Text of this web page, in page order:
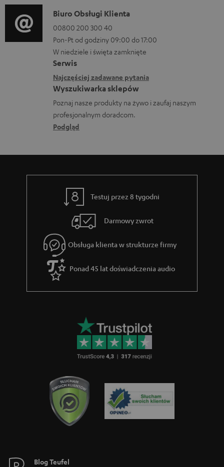
n
i
a
o
r
m
a
c
j
e
d
o
y
c
e
g
w
a
r
D
a
n
e
k
o
n
t
a
o
Biuro Obsługi Klienta
00800 200 300 40
Pon-Pt od godziny 09:00 do 17:00
W niedziele i święta zamknięte
Serwis
Najczęściej zadawane pytania
Wyszukiwarka sklepów
Poznaj nasze produkty na żywo i zaufaj naszym
profesjonalnym doradcom.
Podgląd
Testuj przez 8 tygodni
Darmowy zwrot
Obsługa klienta w strukturze firmy
Ponad 45 lat doświadczenia audio
Blog Teufel